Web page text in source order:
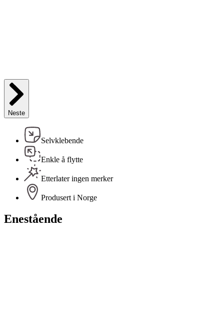
Neste
Selvklebende
Enkle å flytte
Etterlater ingen merker
Produsert i Norge
Enestående